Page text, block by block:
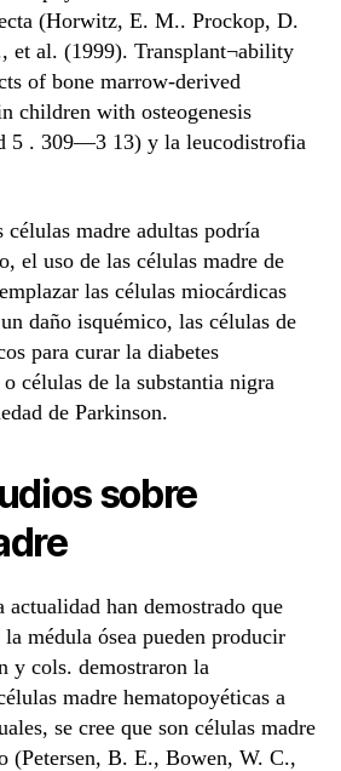
(Horwitz, E. M.. Prockop, D.
et al. (1999). Transplant¬ability
of bone marrow-derived
children with osteogenesis
5 . 309—3 13) y la leucodistrofia
madre adultas podría
el uso de las células madre de
las células miocárdicas
daño isquémico, las células de
para curar la diabetes
células de la substantia nigra
de Parkinson.
sobre
actualidad han demostrado que
médula ósea pueden producir
y cols. demostraron la
madre hematopoyéticas a
se cree que son células madre
(Petersen, B. E., Bowen, W. C.,